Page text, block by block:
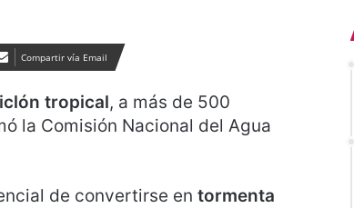
Compartir vía Email
tropical, a más de 500
la Comisión Nacional del Agua
de convertirse en tormenta